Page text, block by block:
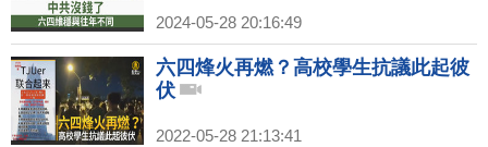
2024-05-28 20:16:49
六四烽火再燃？高校學生抗議此起彼
伏
2022-05-28 21:13:41